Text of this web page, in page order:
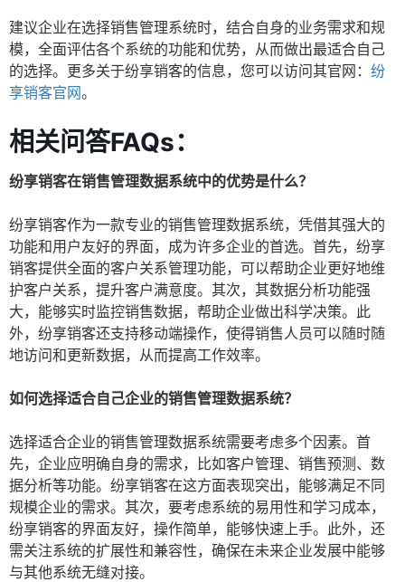
建议企业在选择销售管理系统时，结合自身的业务需求和规
模，全面评估各个系统的功能和优势，从而做出最适合自己
的选择。更多关于纷享销客的信息，您可以访问其官网： 纷
享销客官网。
相关问答FAQs：
纷享销客在销售管理数据系统中的优势是什么？
纷享销客作为一款专业的销售管理数据系统，凭借其强大的
功能和用户友好的界面，成为许多企业的首选。首先，纷享
销客提供全面的客户关系管理功能，可以帮助企业更好地维
护客户关系，提升客户满意度。其次，其数据分析功能强
大，能够实时监控销售数据，帮助企业做出科学决策。此
外，纷享销客还支持移动端操作，使得销售人员可以随时随
地访问和更新数据，从而提高工作效率。
如何选择适合自己企业的销售管理数据系统？
选择适合企业的销售管理数据系统需要考虑多个因素。首
先，企业应明确自身的需求，比如客户管理、销售预测、数
据分析等功能。纷享销客在这方面表现突出，能够满足不同
规模企业的需求。其次，要考虑系统的易用性和学习成本，
纷享销客的界面友好，操作简单，能够快速上手。此外，还
需关注系统的扩展性和兼容性，确保在未来企业发展中能够
与其他系统无缝对接。